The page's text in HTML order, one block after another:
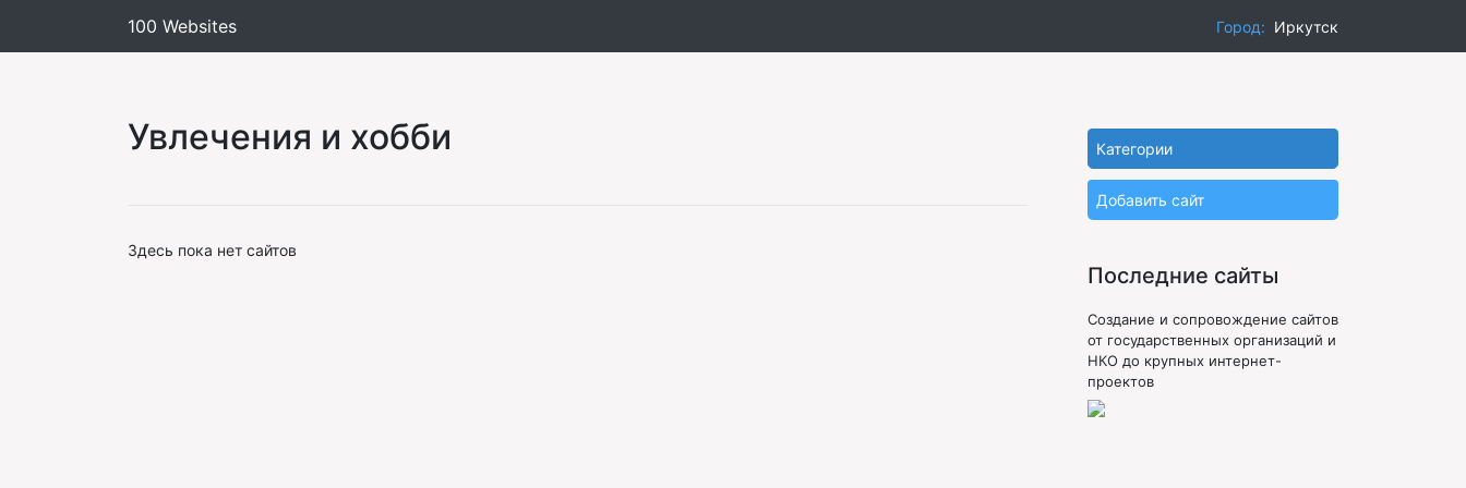
100 Websites Город: Иркутск
Увлечения и хобби
Здесь пока нет сайтов
Категории
Добавить сайт
Последние сайты
Создание и сопровождение сайтов
от государственных организаций и
НКО до крупных интернет-
проектов